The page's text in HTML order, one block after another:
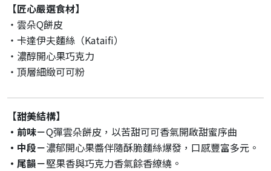
【匠心嚴選食材】
・雲朵Q餅皮
・卡達伊夫麵絲（Kataifi）
・濃醇開心果巧克力
・頂層細緻可可粉
【甜美結構】
・前味－Q彈雲朵餅皮，以苦甜可可香氣開啟甜蜜序曲
・中段－濃郁開心果醬伴隨酥脆麵絲爆發，口感豐富多元。
・尾韻－堅果香與巧克力香氣餘香繚繞。